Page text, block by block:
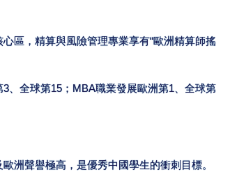
區，精算與風險管理專業享有“歐洲精算師搖
、全球第15；MBA職業發展歐洲第1、全球第
洲聲譽極高，是優秀中國學生的衝刺目標。